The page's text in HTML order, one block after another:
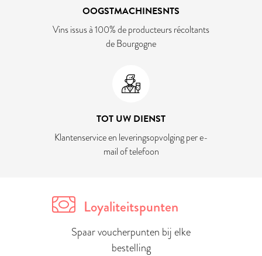
OOGSTMACHINESNTS
Vins issus à 100% de producteurs récoltants
de Bourgogne
TOT UW DIENST
Klantenservice en leveringsopvolging per e-
mail of telefoon
Loyaliteitspunten
Spaar voucherpunten bij elke
bestelling